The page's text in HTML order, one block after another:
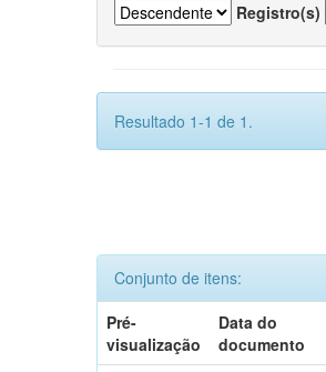
Registro(s)
Resultado 1-1 de 1.
Conjunto de itens:
Pré-
visualização
Data do
documento